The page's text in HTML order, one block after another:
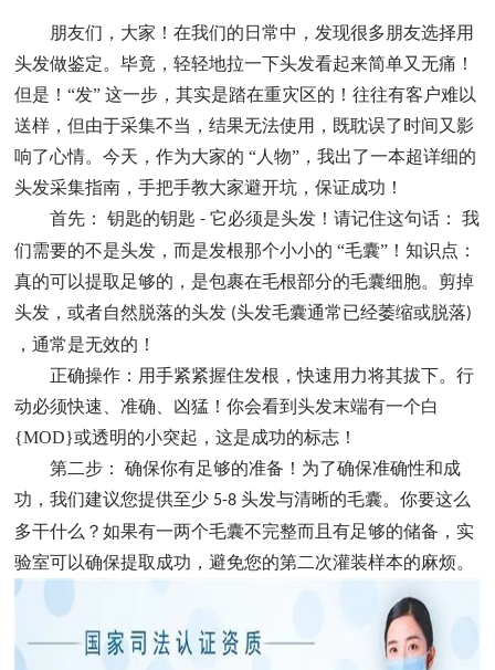
朋友们，大家！在我们的日常中，发现很多朋友选择用
头发做鉴定。毕竟，轻轻地拉一下头发看起来简单又无痛！
但是！“发” 这一步，其实是踏在重灾区的！往往有客户难以
送样，但由于采集不当，结果无法使用，既耽误了时间又影
响了心情。今天，作为大家的 “人物”，我出了一本超详细的
头发采集指南，手把手教大家避开坑，保证成功！
首先： 钥匙的钥匙 - 它必须是头发！请记住这句话： 我
们需要的不是头发，而是发根那个小小的 “毛囊”！知识点：
真的可以提取足够的，是包裹在毛根部分的毛囊细胞。剪掉
头发，或者自然脱落的头发 (头发毛囊通常已经萎缩或脱落)
，通常是无效的！
正确操作：用手紧紧握住发根，快速用力将其拔下。行
动必须快速、准确、凶猛！你会看到头发末端有一个白
{MOD}或透明的小突起，这是成功的标志！
第二步： 确保你有足够的准备！为了确保准确性和成
功，我们建议您提供至少 5-8 头发与清晰的毛囊。你要这么
多干什么？如果有一两个毛囊不完整而且有足够的储备，实
验室可以确保提取成功，避免您的第二次灌装样本的麻烦。